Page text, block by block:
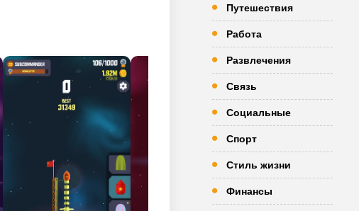
Путешествия
Работа
Развлечения
Связь
Социальные
Спорт
Стиль жизни
Финансы